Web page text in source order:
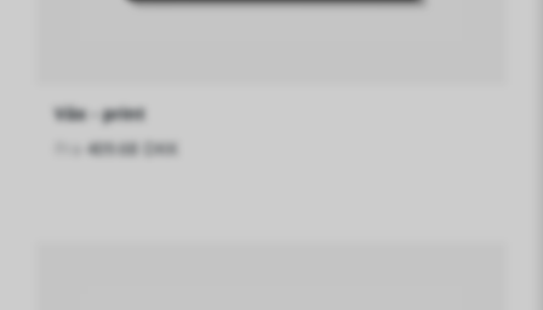
Väx - print
409.68 DKK